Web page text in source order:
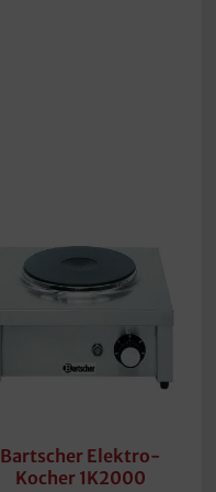
Bartscher Elektro-
Kocher 1K2000